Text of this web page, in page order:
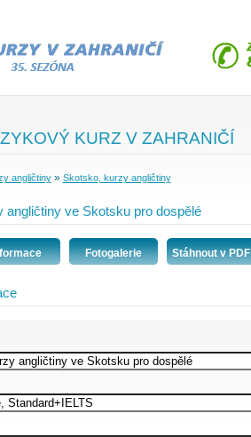
KURZ V ZAHRANIČÍ
angličtiny» Skotsko, kurzy angličtiny
angličtiny ve Skotsku pro dospělé
Fotogalerie Stáhnout v PDF